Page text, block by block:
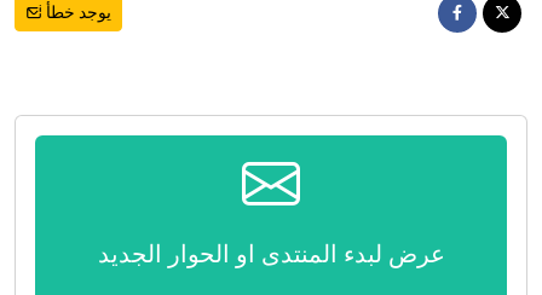
يوجد خطأ
عرض لبدء المنتدى او الحوار الجديد